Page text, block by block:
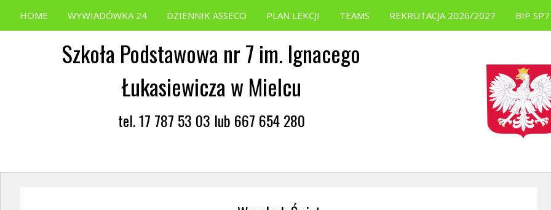
HOME WYWIADÓWKA 24 DZIENNIK ASSECO PLAN LEKCJI TEAMS REKRUTACJA 2026/2027 BIP SP7
Szkoła Podstawowa nr 7 im. Ignacego
Łukasiewicza w Mielcu
tel. 17 787 53 03 lub 667 654 280